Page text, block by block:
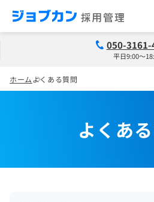
050-3161-
平日9:00～
ホームよくある質問
よくあ